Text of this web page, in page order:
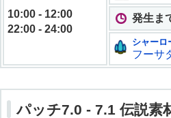
10:00 - 12:00
22:00 - 24:00
発生ま
シャーロ
フーサ
パッチ7.0 - 7.1 伝説素